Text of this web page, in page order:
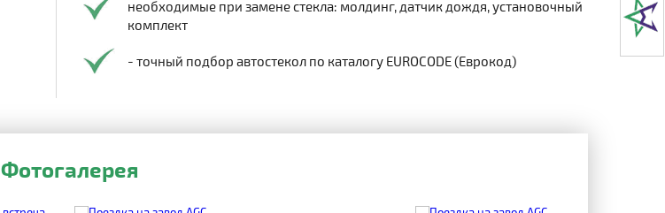
необходимые при замене стекла: молдинг, датчик дождя, установочный
комплект
- точный подбор автостекол по каталогу EUROCODE (Еврокод)
Фотогалерея